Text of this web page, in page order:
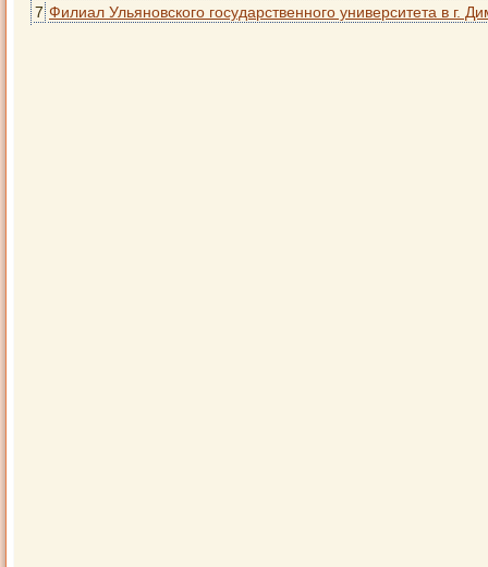
7 Филиал Ульяновского государственного университета в г.